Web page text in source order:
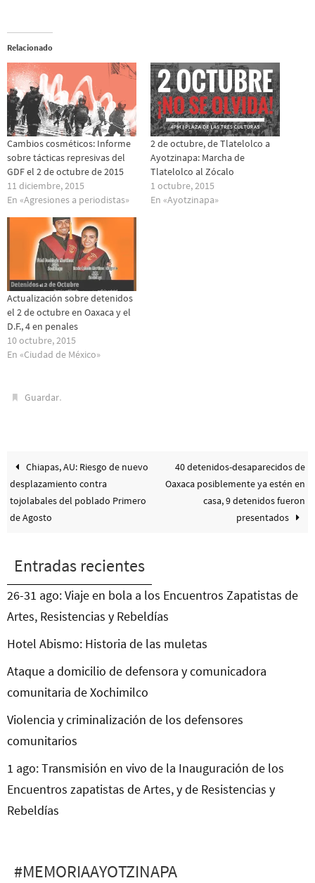
Relacionado
Cambios cosméticos: Informe
sobre tácticas represivas del
GDF el 2 de octubre de 2015
11 diciembre, 2015
En «Agresiones a periodistas»
2 de octubre, de Tlatelolco a
Ayotzinapa: Marcha de
Tlatelolco al Zócalo
1 octubre, 2015
En «Ayotzinapa»
Actualización sobre detenidos
el 2 de octubre en Oaxaca y el
D.F., 4 en penales
10 octubre, 2015
En «Ciudad de México»
Guardar.
Chiapas, AU: Riesgo de nuevo
desplazamiento contra
tojolabales del poblado Primero
de Agosto
40 detenidos-desaparecidos de
Oaxaca posiblemente ya estén en
casa, 9 detenidos fueron
presentados
Entradas recientes
26-31 ago: Viaje en bola a los Encuentros Zapatistas de
Artes, Resistencias y Rebeldías
Hotel Abismo: Historia de las muletas
Ataque a domicilio de defensora y comunicadora
comunitaria de Xochimilco
Violencia y criminalización de los defensores
comunitarios
1 ago: Transmisión en vivo de la Inauguración de los
Encuentros zapatistas de Artes, y de Resistencias y
Rebeldías
#MEMORIAAYOTZINAPA